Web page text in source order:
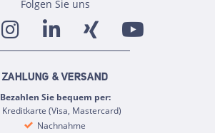
Folgen Sie uns
ZAHLUNG & VERSAND
Bezahlen Sie bequem per:
Kreditkarte (Visa, Mastercard)
Nachnahme